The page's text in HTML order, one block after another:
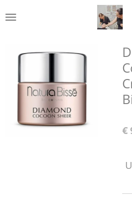
direct
hoofdinhoud
€